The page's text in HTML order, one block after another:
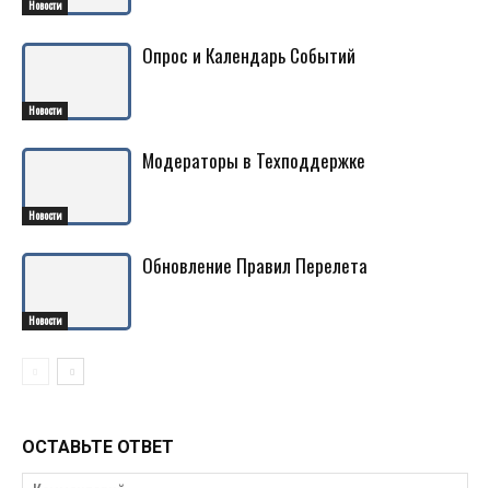
Новости
Новости
Опрос и Календарь Событий
Новости
Модераторы в Техподдержке
Новости
Обновление Правил Перелета
ОСТАВЬТЕ ОТВЕТ